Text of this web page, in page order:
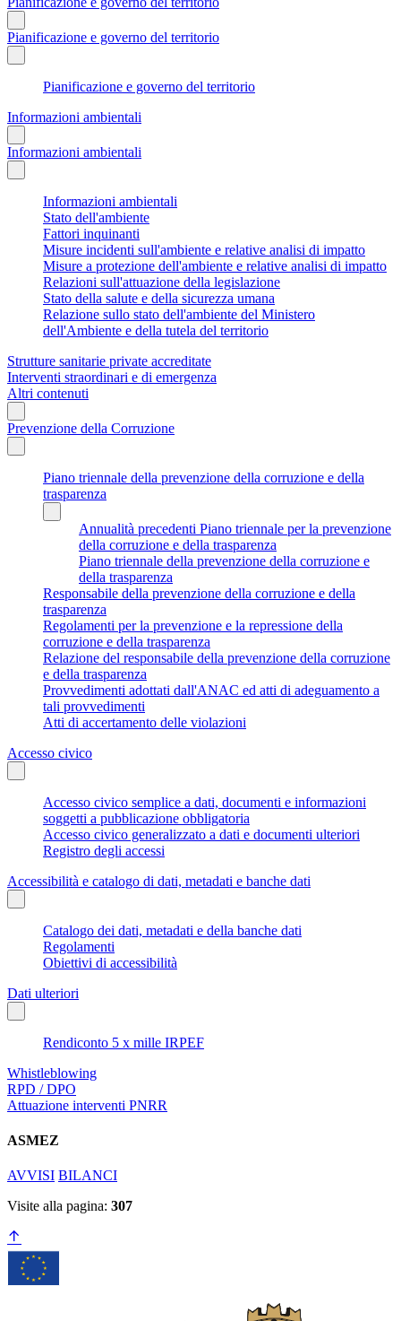
Pianificazione e governo del territorio
Pianificazione e governo del territorio
Informazioni ambientali
Informazioni ambientali
Informazioni ambientali
Stato dell'ambiente
Fattori inquinanti
Misure incidenti sull'ambiente e relative analisi di impatto
Misure a protezione dell'ambiente e relative analisi di impatto
Relazioni sull'attuazione della legislazione
Stato della salute e della sicurezza umana
Relazione sullo stato dell'ambiente del Ministero
dell'Ambiente e della tutela del territorio
Strutture sanitarie private accreditate
Interventi straordinari e di emergenza
Altri contenuti
Prevenzione della Corruzione
Piano triennale della prevenzione della corruzione e della
trasparenza
Annualità precedenti Piano triennale per la prevenzione
della corruzione e della trasparenza
Piano triennale della prevenzione della corruzione e
della trasparenza
Responsabile della prevenzione della corruzione e della
trasparenza
Regolamenti per la prevenzione e la repressione della
corruzione e della trasparenza
Relazione del responsabile della prevenzione della corruzione
e della trasparenza
Provvedimenti adottati dall'ANAC ed atti di adeguamento a
tali provvedimenti
Atti di accertamento delle violazioni
Accesso civico
Accesso civico semplice a dati, documenti e informazioni
soggetti a pubblicazione obbligatoria
Accesso civico generalizzato a dati e documenti ulteriori
Registro degli accessi
Accessibilità e catalogo di dati, metadati e banche dati
Catalogo dei dati, metadati e della banche dati
Regolamenti
Obiettivi di accessibilità
Dati ulteriori
Rendiconto 5 x mille IRPEF
Whistleblowing
RPD / DPO
Attuazione interventi PNRR
ASMEZ
AVVISI BILANCI
Visite alla pagina: 307